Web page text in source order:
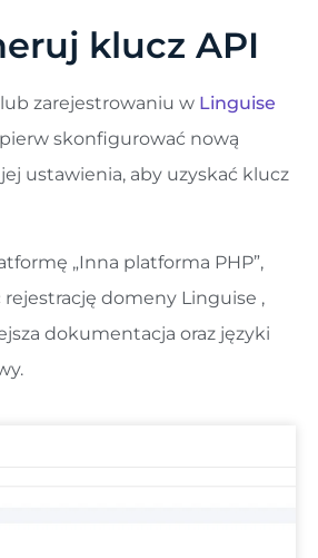
klucz API
lub zarejestrowaniu w Linguise
skonfigurować nową
ustawienia, aby uzyskać klucz
„Inna platforma PHP”,
domeny Linguise ,
dokumentacja oraz języki